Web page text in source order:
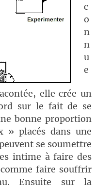
c
o
n
n
u
e
elle crée un
sur le fait de se
bonne proportion
» placés dans une
se soumettre
intime à faire des
faire souffrir
Ensuite sur la